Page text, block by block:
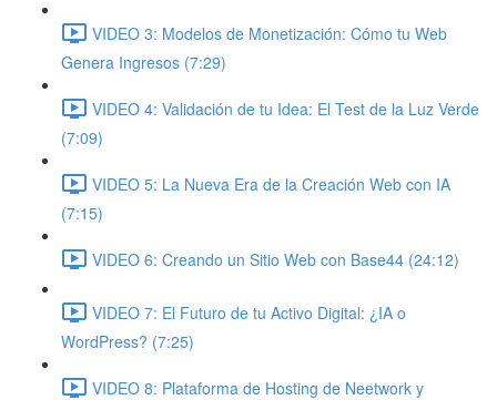
VIDEO 3: Modelos de Monetización: Cómo tu Web
Genera Ingresos (7:29)
VIDEO 4: Validación de tu Idea: El Test de la Luz Verde
(7:09)
VIDEO 5: La Nueva Era de la Creación Web con IA
(7:15)
VIDEO 6: Creando un Sitio Web con Base44 (24:12)
VIDEO 7: El Futuro de tu Activo Digital: ¿IA o
WordPress? (7:25)
VIDEO 8: Plataforma de Hosting de Neetwork y